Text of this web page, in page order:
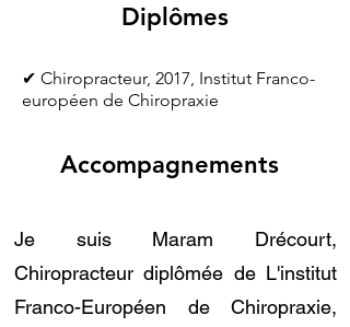
Diplômes
✔ Chiropracteur, 2017, Institut Franco-
européen de Chiropraxie
Accompagnements
Je suis Maram Drécourt,
Chiropracteur diplômée de L'institut
Franco-Européen de Chiropraxie,